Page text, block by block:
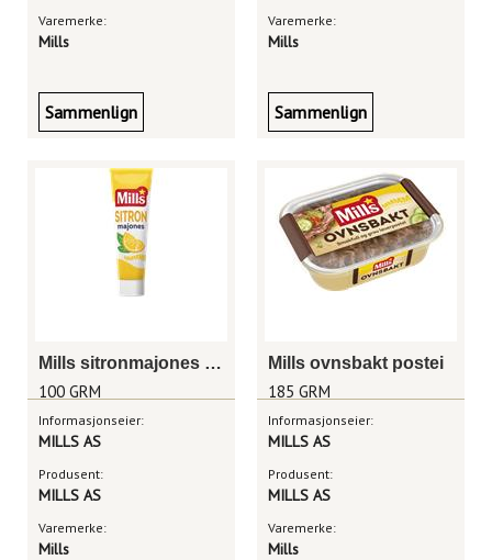
Varemerke:
Mills
Sammenlign
Varemerke:
Mills
Sammenlign
Mills sitronmajones 100g
100 GRM
Informasjonseier:
MILLS AS
Produsent:
MILLS AS
Varemerke:
Mills
Mills ovnsbakt postei
185 GRM
Informasjonseier:
MILLS AS
Produsent:
MILLS AS
Varemerke:
Mills